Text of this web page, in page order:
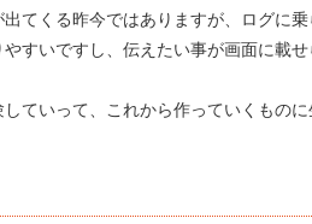
てくる昨今ではありますが、ログに
すいですし、伝えたい事が画面に載
ていって、これから作っていくもの